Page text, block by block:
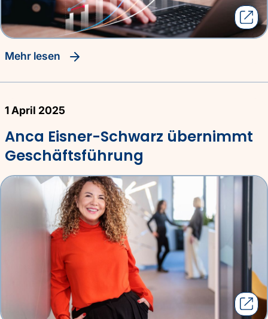
Mehr lesen
1 April 2025
Anca Eisner-Schwarz übernimmt
Geschäftsführung